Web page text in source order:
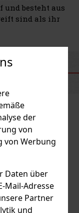
der
von
von Werbung
Daten über
Mail-Adresse
Partner
und
und besteht aus
sind als ihr